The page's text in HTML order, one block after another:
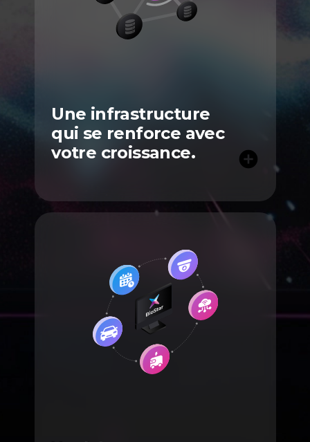
Une infrastructure
qui se renforce avec
votre croissance.
add_circle